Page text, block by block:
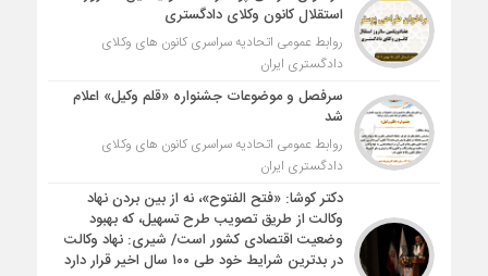
استقلال کانون وکلای دادگستری
روابط عمومی اتحادیه سراسری کانون های وکلای
دادگستری ایران
سرفصل و موضوعات جشنواره «قلم وکیل» اعلام
شد
روابط عمومی اتحادیه سراسری کانون های وکلای
دادگستری ایران
دکتر کوشا: «فتح الفتوح»، نه از بین بردن نهاد
وکالت از طریق تصویب طرح تسهیل، که بهبود
وضعیت اقتصادی کشور است/ شیری: نهاد وکالت
در بدترین شرایط خود طی ۱۰۰ سال اخیر قرار دارد